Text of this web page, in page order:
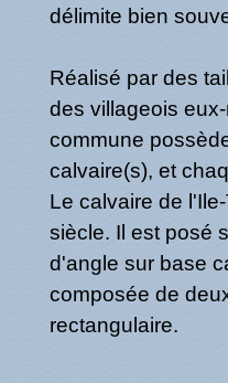
délimite bien
Réalisé par des
des villageois
commune
calvaire(s), et
Le calvaire de
siècle. Il est posé
d'angle sur base
composée de
rectangulaire.